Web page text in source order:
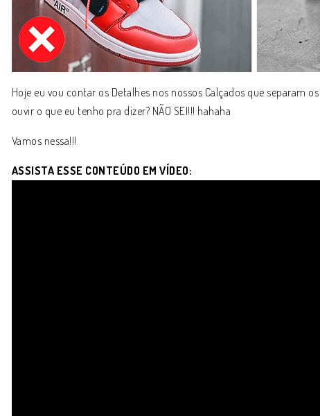
Hoje eu vou contar os Detalhes nos nossos Calçados que separam
ouvir o que eu tenho pra dizer? NÃO SEI!!! hahaha
Vamos nessa!!!
ASSISTA ESSE CONTEÚDO EM VÍDEO: